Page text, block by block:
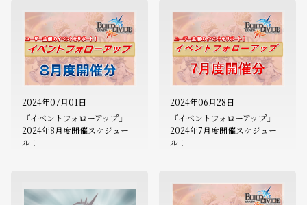
2024年07月01日
『イベントフォローアップ』
2024年8月度開催スケジュー
ル！
2024年06月28日
『イベントフォローアップ』
2024年7月度開催スケジュー
ル！